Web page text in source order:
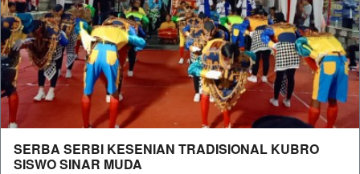
SERBA SERBI KESENIAN TRADISIONAL KUBRO
SISWO SINAR MUDA